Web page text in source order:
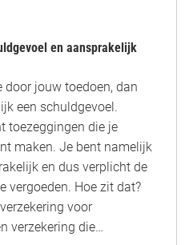
en aansprakelijk
door jouw toedoen, dan
een schuldgevoel.
toezeggingen die je
maken. Je bent namelijk
en dus verplicht de
vergoeden. Hoe zit dat?
voor
verzekering die…